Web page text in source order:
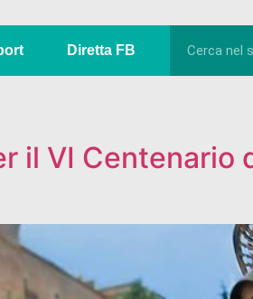
Diretta FB
il VI Centenario